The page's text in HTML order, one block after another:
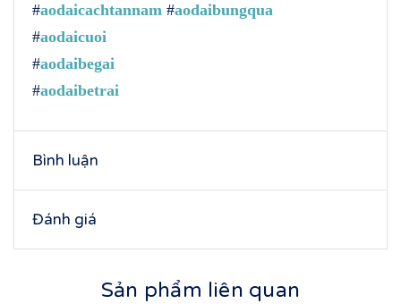
#aodaicachtannam #aodaibungqua
#aodaicuoi
#aodaibegai
#aodaibetrai
Bình luận
Đánh giá
Sản phẩm liên quan